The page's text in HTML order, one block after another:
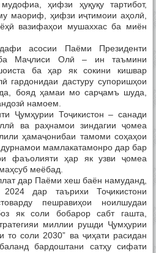
ҳифзи ҳуқуқу тартибот,
маориф, ҳифзи иҷтимоии аҳолӣ,
вазифаҳои мушаххас ба миён
асосии Паёми Президенти
ба Маҷлиси Олӣ – ин таъмини
ба ҳар як сокини кишвар
гардонидаи дастуру супоришҳои
бояд ҳамаи мо сарҷамъ шуда,
намоем.
Тоҷикистон – санади
ва раҳнамои зиндагии ҷомеа
ҳамаҷонибаи тамоми соҳаҳои
дурнамои мамлакатамонро дар бар
фаъолияти ҳар як узви ҷомеа
меёбад.
дар Паёми хеш баён намуданд,
дар таърихи Тоҷикистони
пешравиҳои ноилшудаи
як соли бобарор сабт гашта,
миллии рушди Ҷумҳурии
то соли 2030” ва ҷиҳати расидан
бардоштани сатҳу сифати